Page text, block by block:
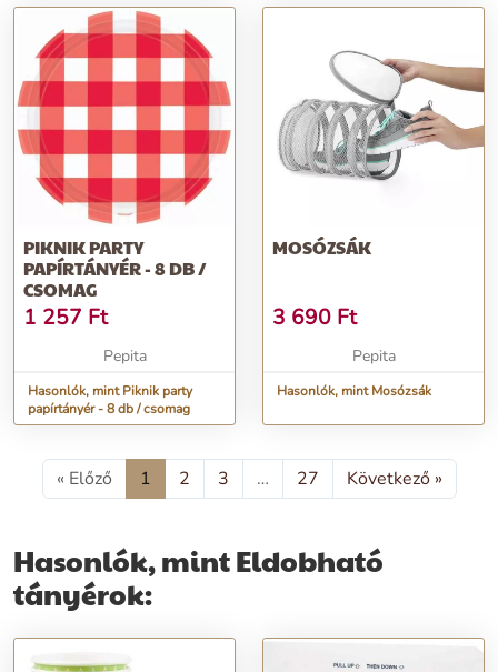
PIKNIK PARTY
PAPÍRTÁNYÉR - 8 DB /
CSOMAG
1 257 Ft
Pepita
Hasonlók, mint Piknik party
papírtányér - 8 db / csomag
MOSÓZSÁK
3 690 Ft
Pepita
Hasonlók, mint Mosózsák
« Előző 1 2 3 … 27 Következő »
Hasonlók, mint Eldobható
tányérok: